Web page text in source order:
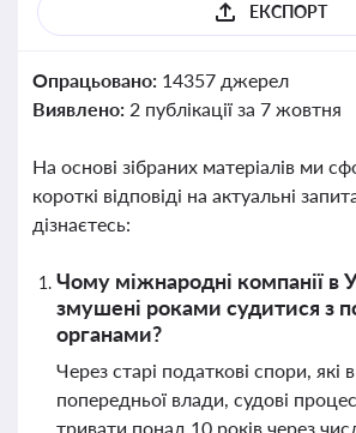
ЕКСПОРТ
Опрацьовано: 14357 джерел
Виявлено: 2 публікації за 7 жовтня
На основі зібраних матеріалів ми
короткі відповіді на актуальні
дізнаєтесь:
Чому міжнародні компанії в
змушені роками судитися з
органами?
Через старі податкові спори, які
попередньої влади, судові
тривати понад 10 років через